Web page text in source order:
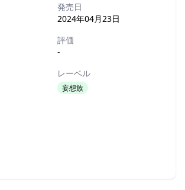
発売日
2024年04月23日
評価
-
レーベル
妄想族